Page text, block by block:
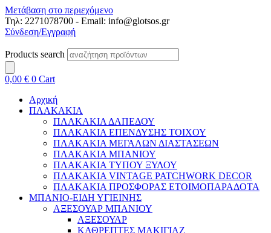
Μετάβαση στο περιεχόμενο
Τηλ: 2271078700 - Email: info@glotsos.gr
Σύνδεση/Εγγραφή
Products search
0,00 € 0 Cart
Αρχική
ΠΛΑΚΑΚΙΑ
ΠΛΑΚΑΚΙΑ ΔΑΠΕΔΟΥ
ΠΛΑΚΑΚΙΑ ΕΠΕΝΔΥΣΗΣ ΤΟΙΧΟΥ
ΠΛΑΚΑΚΙΑ ΜΕΓΑΛΩΝ ΔΙΑΣΤΑΣΕΩΝ
ΠΛΑΚΑΚΙΑ ΜΠΑΝΙΟΥ
ΠΛΑΚΑΚΙΑ ΤΥΠΟΥ ΞΥΛΟΥ
ΠΛΑΚΑΚΙΑ VINTAGE PATCHWORK DECOR
ΠΛΑΚΑΚΙΑ ΠΡΟΣΦΟΡΑΣ ΕΤΟΙΜΟΠΑΡΑΔΟΤΑ
ΜΠΑΝΙΟ-ΕΙΔΗ ΥΓΙΕΙΝΗΣ
ΑΞΕΣΟΥΑΡ ΜΠΑΝΙΟΥ
ΑΞΕΣΟΥΑΡ
ΚΑΘΡΕΠΤΕΣ ΜΑΚΙΓΙΑΖ